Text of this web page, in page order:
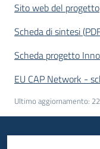
Sito web del progetto
Scheda di sintesi(
Scheda progetto
EU CAP Network -
Ultimo aggiornamento: